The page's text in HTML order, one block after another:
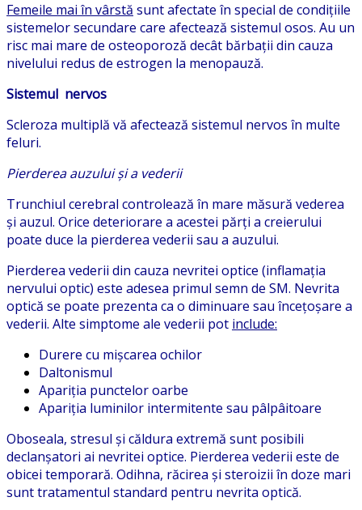
Femeile mai în vârstă sunt afectate în special de condițiile
sistemelor secundare care afectează sistemul osos. Au un
risc mai mare de osteoporoză decât bărbații din cauza
nivelului redus de estrogen la menopauză.
Sistemul nervos
Scleroza multiplă vă afectează sistemul nervos în multe
feluri.
Pierderea auzului și a vederii
Trunchiul cerebral controlează în mare măsură vederea
și auzul. Orice deteriorare a acestei părți a creierului
poate duce la pierderea vederii sau a auzului.
Pierderea vederii din cauza nevritei optice (inflamația
nervului optic) este adesea primul semn de SM. Nevrita
optică se poate prezenta ca o diminuare sau încețoșare a
vederii. Alte simptome ale vederii pot include:
Durere cu mișcarea ochilor
Daltonismul
Apariția punctelor oarbe
Apariția luminilor intermitente sau pâlpâitoare
Oboseala, stresul și căldura extremă sunt posibili
declanșatori ai nevritei optice. Pierderea vederii este de
obicei temporară. Odihna, răcirea și steroizii în doze mari
sunt tratamentul standard pentru nevrita optică.